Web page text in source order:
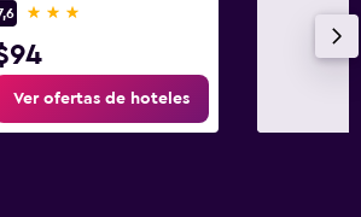
3 estrellas
Ver ofertas de hoteles